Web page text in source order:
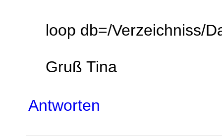
loop db=/Verzeichniss/
Gruß Tina
Antworten